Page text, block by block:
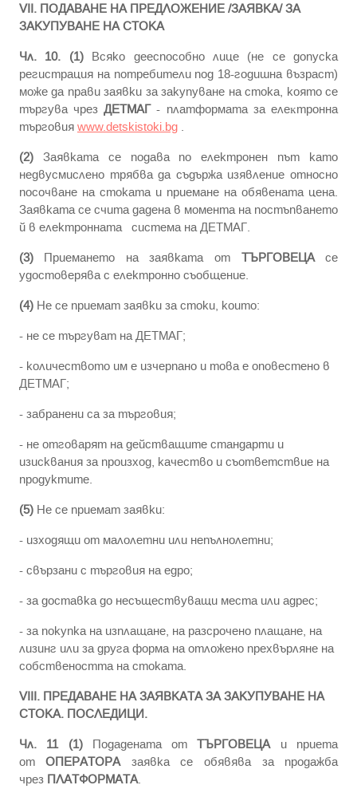
VІI. ПОДАВАНЕ НА ПРЕДЛОЖЕНИЕ /ЗАЯВКА/ ЗА
ЗАКУПУВАНЕ НА СТОКА
Чл. 10. (1)Всяко дееспособно лице (не се допуска
регистрация на потребители под 18-годишна възраст)
може да прави заявки за закупуване на стока, която се
търгува чрезДЕТМАГ- плaтфopмата зa eлeĸтpoннa
тъpгoвия www.detskistoki.bg.
(2)Заявката се подава по електронен път като
недвусмислено трябва да съдържа изявление относно
посочване на стоката и приемане на обявената цена.
Заявката се счита дадена в момента на постъпването
й в електронната система на ДЕТМАГ.
(3)Приемането на заявката от ТЪРГОВЕЦАсе
удостоверява с електронно съобщение.
(4)Не се приемат заявки за стоки, които:
- не се търгуват на ДЕТМАГ;
- количеството им е изчерпано и това е оповестено в
ДЕТМАГ;
- забранени са за търговия;
- не отговарят на действащите стандарти и
изисквания за произход, качество и съответствие на
продуктите.
(5)Не се приемат заявки:
- изходящи от малолетни или непълнолетни;
- свързани с търговия на едро;
- за доставка до несъществуващи места или адрес;
- за покупка на изплащане, на разсрочено плащане, на
лизинг или за друга форма на отложено прехвърляне на
собствеността на стоката.
VIII. ПРЕДАВАНЕ НА ЗАЯВКАТА ЗА ЗАКУПУВАНЕ НА
СТОКА. ПОСЛЕДИЦИ.
Чл. 11 (1)Подадената отТЪРГОВЕЦАи приета
отОПЕРАТОРАзаявка се обявява за продажба
чрез ПЛАТФОРМАТА.